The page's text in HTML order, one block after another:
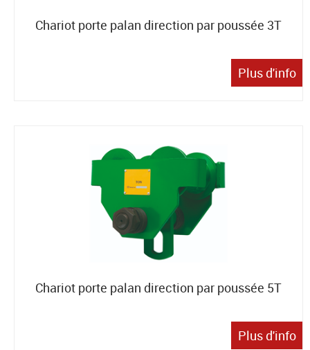
Chariot porte palan direction par poussée 3T
Plus d'info
Chariot porte palan direction par poussée 5T
Plus d'info